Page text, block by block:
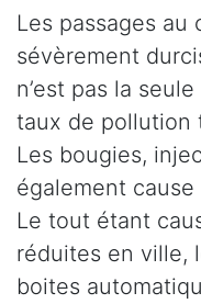
Les passages
sévèrement
n’est pas la
taux de pollution
Les bougies,
également cause
Le tout étant
réduites en ville,
boites